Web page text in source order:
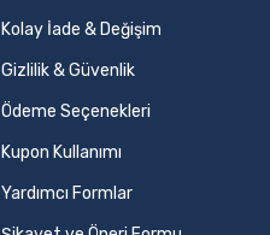
Kolay İade & Değişim
Gizlilik & Güvenlik
Ödeme Seçenekleri
Kupon Kullanımı
Yardımcı Formlar